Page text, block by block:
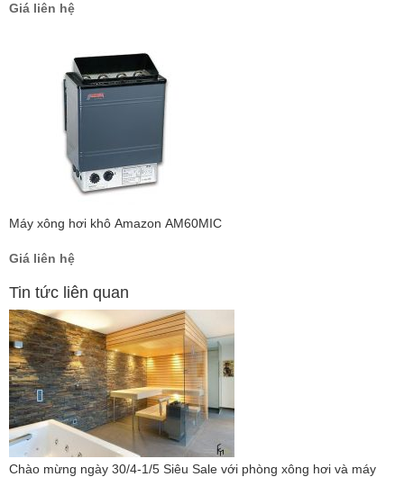
Giá liên hệ
Máy xông hơi khô Amazon AM60MIC
Giá liên hệ
Tin tức liên quan
Chào mừng ngày 30/4-1/5 Siêu Sale với phòng xông hơi và máy